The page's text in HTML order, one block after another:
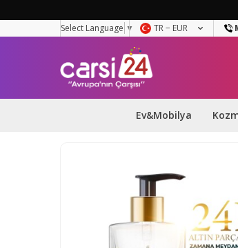
Select Language ▼ TR − EUR
Ev&Mobilya